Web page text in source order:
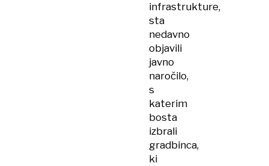
infrastrukture,
sta
nedavno
objavili
javno
naročilo,
s
katerim
bosta
izbrali
gradbinca,
ki